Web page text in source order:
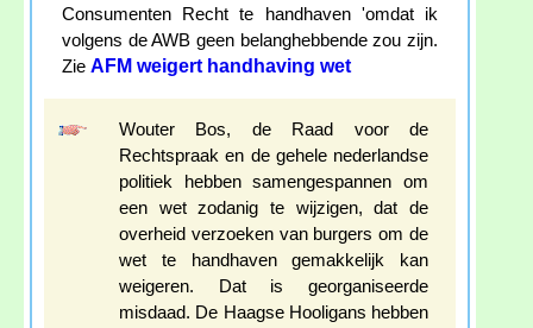
Consumenten Recht te handhaven 'omdat ik
volgens de AWB geen belanghebbende zou zijn.
Zie AFM weigert handhaving wet
Wouter Bos, de Raad voor de
Rechtspraak en de gehele nederlandse
politiek hebben samengespannen om
een wet zodanig te wijzigen, dat de
overheid verzoeken van burgers om de
wet te handhaven gemakkelijk kan
weigeren. Dat is georganiseerde
misdaad. De Haagse Hooligans hebben